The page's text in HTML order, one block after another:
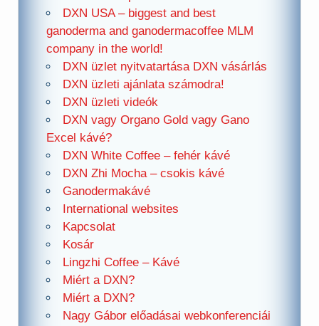
DXN USA – biggest and best
ganoderma and ganodermacoffee MLM
company in the world!
DXN üzlet nyitvatartása DXN vásárlás
DXN üzleti ajánlata számodra!
DXN üzleti videók
DXN vagy Organo Gold vagy Gano
Excel kávé?
DXN White Coffee – fehér kávé
DXN Zhi Mocha – csokis kávé
Ganodermakávé
International websites
Kapcsolat
Kosár
Lingzhi Coffee – Kávé
Miért a DXN?
Miért a DXN?
Nagy Gábor előadásai webkonferenciái